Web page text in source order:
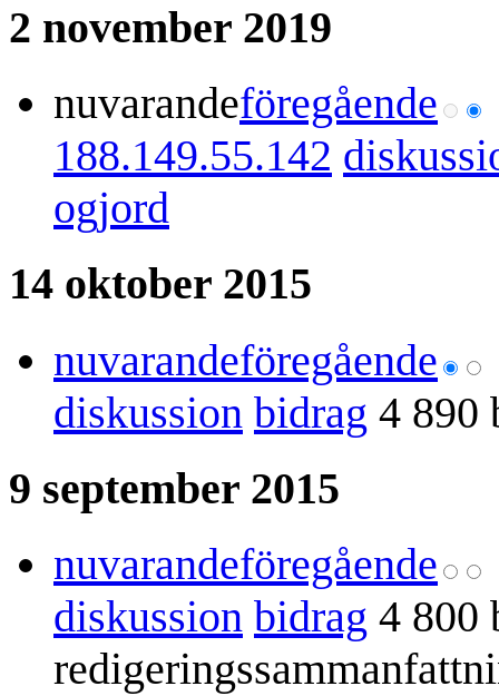
2 november 2019
nuvarandeföregående
188.149.55.142
ogjord
14 oktober 2015
nuvarandeföregående
diskussion bidrag 4 890
9 september 2015
nuvarandeföregående
diskussion bidrag 4 800